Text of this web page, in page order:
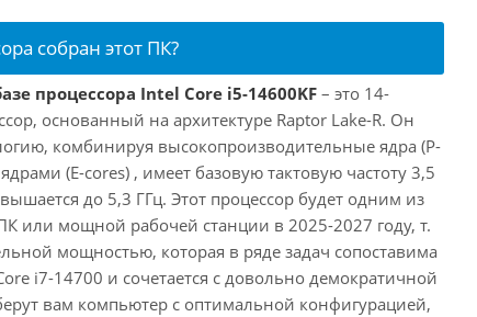
собран этот ПК?
процессора Intel Core i5-14600KF – это 14-
основанный на архитектуре Raptor Lake-R. Он
комбинируя высокопроизводительные ядра (P-
(E-cores) , имеет базовую тактовую частоту 3,5
до 5,3 ГГц. Этот процессор будет одним из
или мощной рабочей станции в 2025-2027 году, т.
мощностью, которая в ряде задач сопоставима
i7-14700 и сочетается с довольно демократичной
вам компьютер с оптимальной конфигурацией,